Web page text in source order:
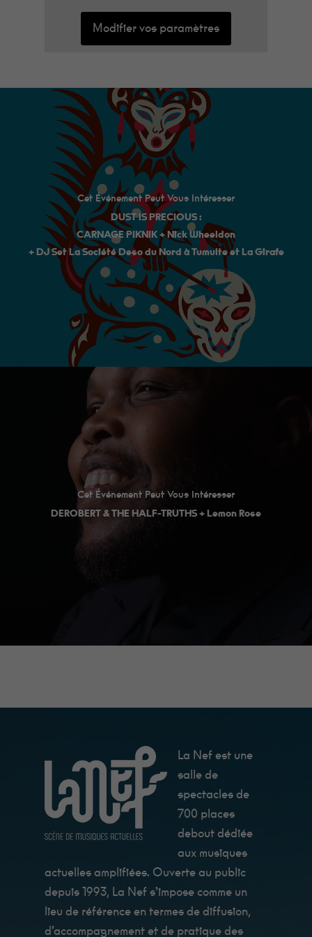
Modifier vos paramètres
Cet Événement Peut Vous Intéresser
DUST IS PRECIOUS :
CARNAGE PIKNIK + Nick Wheeldon
+ DJ Set La Société Deso du Nord à Tumulte et La Girafe
Cet Événement Peut Vous Intéresser
DEROBERT & THE HALF-TRUTHS + Lemon Rose
La Nef est une
salle de
spectacles de
700 places
debout dédiée
aux musiques
actuelles amplifiées. Ouverte au public
depuis 1993, La Nef s’impose comme un
lieu de référence en termes de diffusion,
d’accompagnement et de pratique des
facultatifs. Ils
sont
nécessaires au
fonctionnement
du site Web.
Au catering
c'est Fanny qui
les cuisine, et
ils sont très
Statistiques
nous